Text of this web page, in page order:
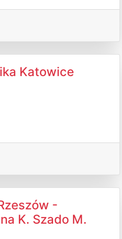
Katowice
-
K. Szado M.